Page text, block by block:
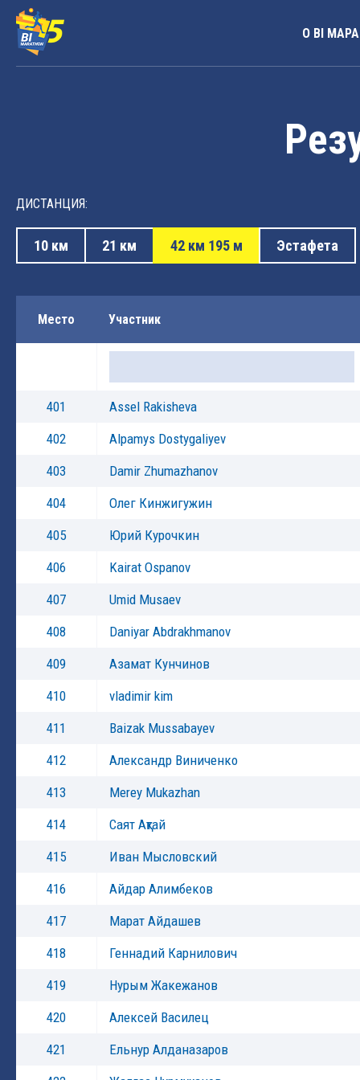
О BI
ДИСТАНЦИЯ:
10 км 21 км 42 км 195 м Эстафета
Место Участник
401
Assel Rakisheva
402
Alpamys Dostygaliyev
403
Damir Zhumazhanov
404
Олег Кинжигужин
405
Юрий Курочкин
406
Kairat Ospanov
407
Umid Musaev
408
Daniyar Abdrakhmanov
409
Азамат Кунчинов
410
vladimir kim
411
Baizak Mussabayev
412
Александр Виниченко
413
Merey Mukazhan
414
Саят Ақтай
415
Иван Мысловский
416
Айдар Алимбеков
417
Марат Айдашев
418
Геннадий Карнилович
419
Нурым Жакежанов
420
Алексей Василец
421
Ельнур Алданазаров